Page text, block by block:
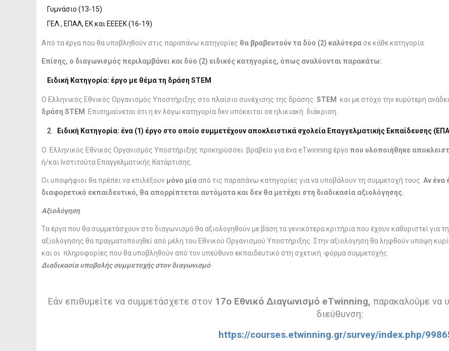
Γυμνάσιο (13-15)
ΓΕΛ , ΕΠΑΛ, EK και ΕΕΕΕΚ (16-19)
Από τα έργα που θα υποβληθούν στις παραπάνω κατηγορίες θα βραβευτούν τα δύο (2) καλύτερασε κάθε κατηγορία.
Επίσης, ο διαγωνισμός περιλαμβάνει και δύο (2) ειδικές κατηγορίες, όπως αναλύονται παρακάτω:
Ειδική Κατηγορία: έργο με θέμα τη δράση STEM
Ο Ελληνικός Εθνικός Οργανισμός Υποστήριξης στο πλαίσιο συνέχισης της δράσης STEM και με στόχο την ευρύτερη
δράση STEM
. Επισημαίνεται ότι η εν λόγω κατηγορία δεν υπόκειται σε ηλικιακή διάκριση.
Ειδική Κατηγορία: ένα (1) έργο στο οποίο συμμετέχουν αποκλειστικά σχολεία Επαγγελματικής Εκπαίδευσης
Ο Ελληνικός Εθνικός Οργανισμός Υποστήριξης προκηρύσσει βραβείο για ένα eTwinning έργο που υλοποιήθηκε
ή/και Ινστιτούτα Επαγγελματικής Κατάρτισης.
Οι υποψήφιοι θα πρέπει να επιλέξουν μόνο μίααπό τις παραπάνω κατηγορίες για να υποβάλουν τη συμμετοχή τους. Αν ένα
διαφορετικό εκπαιδευτικό, θα απορρίπτεται αυτόματα και δεν θα μετέχει στη διαδικασία αξιολόγησης.
Αξιολόγηση
Τα έργα που θα συμμετάσχουν στο διαγωνισμό θα αξιολογηθούν με βάση τα γενικότερα κριτήρια που έχουν καθοριστεί για
αξιολόγησης θα πραγματοποιηθεί από μέλη του Εθνικού Οργανισμού Υποστήριξης. Στην αξιολόγηση θα ληφθούν υπόψη
και οι πληροφορίες που θα υποβληθούν από τον υπεύθυνο εκπαιδευτικό στη σχετική φόρμα συμμετοχής.
Διαδικασία υποβολής συμμετοχής στον διαγωνισμό
Εάν επιθυμείτε να συμμετάσχετε στον 17οΕθνικό Διαγωνισμό eTwinning, παρακαλούμε να
διεύθυνση:
https://courses.etwinning.gr/survey/index.php/